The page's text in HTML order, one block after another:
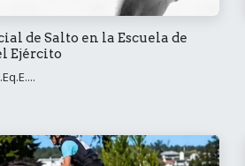
de Salto en la Escuela de
Ejército